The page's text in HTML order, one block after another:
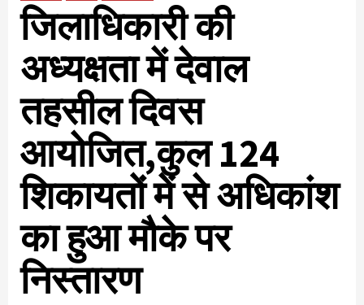
जिलाधिकारी की
अध्यक्षता में देवाल
तहसील दिवस
आयोजित,कुल 124
शिकायतों में से अधिकांश
का हुआ मौके पर
निस्तारण